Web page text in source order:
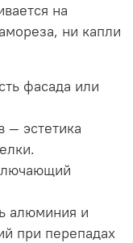
на
ни капли
фасада или
— эстетика
алюминия и
при перепадах